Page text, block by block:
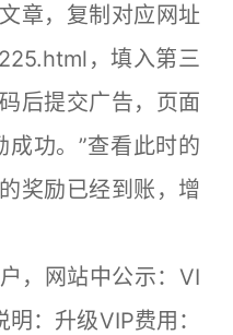
章，复制对应网址
，填入第三
后提交广告，页面
成功。”查看此时的
奖励已经到账，增
网站中公示：VI
：升级VIP费用：